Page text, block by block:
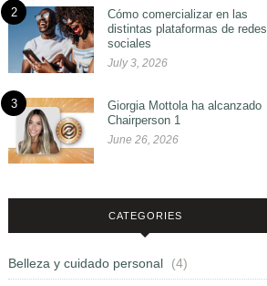
2
Cómo comercializar en las
distintas plataformas de redes
sociales
July 3, 2026
3
Giorgia Mottola ha alcanzado
Chairperson 1
June 26, 2026
CATEGORIES
Belleza y cuidado personal (4)